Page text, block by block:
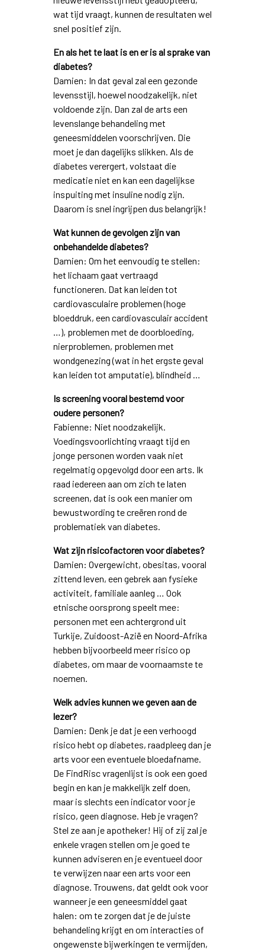
wat tijd vraagt, kunnen de resultaten wel
snel positief zijn.
En als het te laat is en er is al sprake van
diabetes?
Damien: In dat geval zal een gezonde
levensstijl, hoewel noodzakelijk, niet
voldoende zijn. Dan zal de arts een
levenslange behandeling met
geneesmiddelen voorschrijven. Die
moet je dan dagelijks slikken. Als de
diabetes verergert, volstaat die
medicatie niet en kan een dagelijkse
inspuiting met insuline nodig zijn.
Daarom is snel ingrijpen dus belangrijk!
Wat kunnen de gevolgen zijn van
onbehandelde diabetes?
Damien: Om het eenvoudig te stellen:
het lichaam gaat vertraagd
functioneren. Dat kan leiden tot
cardiovasculaire problemen (hoge
bloeddruk, een cardiovasculair accident
…), problemen met de doorbloeding,
nierproblemen, problemen met
wondgenezing (wat in het ergste geval
kan leiden tot amputatie), blindheid …
Is screening vooral bestemd voor
oudere personen?
Fabienne: Niet noodzakelijk.
Voedingsvoorlichting vraagt tijd en
jonge personen worden vaak niet
regelmatig opgevolgd door een arts. Ik
raad iedereen aan om zich te laten
screenen, dat is ook een manier om
bewustwording te creëren rond de
problematiek van diabetes.
Wat zijn risicofactoren voor diabetes?
Damien: Overgewicht, obesitas, vooral
zittend leven, een gebrek aan fysieke
activiteit, familiale aanleg … Ook
etnische oorsprong speelt mee:
personen met een achtergrond uit
Turkije, Zuidoost-Azië en Noord-Afrika
hebben bijvoorbeeld meer risico op
diabetes, om maar de voornaamste te
noemen.
Welk advies kunnen we geven aan de
lezer?
Damien: Denk je dat je een verhoogd
risico hebt op diabetes, raadpleeg dan je
arts voor een eventuele bloedafname.
De FindRisc vragenlijst is ook een goed
begin en kan je makkelijk zelf doen,
maar is slechts een indicator voor je
risico, geen diagnose. Heb je vragen?
Stel ze aan je apotheker! Hij of zij zal je
enkele vragen stellen om je goed te
kunnen adviseren en je eventueel door
te verwijzen naar een arts voor een
diagnose. Trouwens, dat geldt ook voor
wanneer je een geneesmiddel gaat
halen: om te zorgen dat je de juiste
behandeling krijgt en om interacties of
ongewenste bijwerkingen te vermijden,